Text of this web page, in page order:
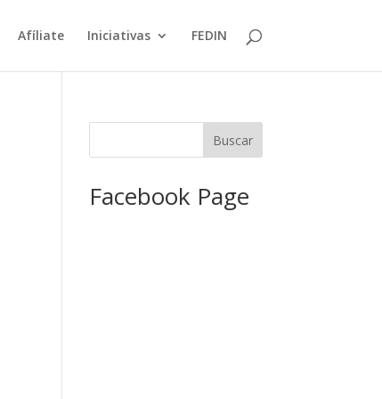
Afíliate Iniciativas FEDIN
Facebook Page